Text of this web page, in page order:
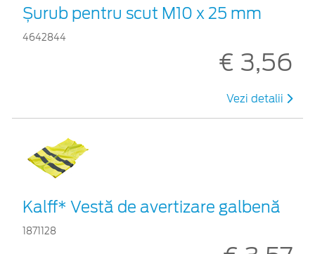
Șurub pentru scut M10 x 25 mm
4642844
€ 3,56
Vezi detalii
Kalff* Vestă de avertizare galbenă
1871128